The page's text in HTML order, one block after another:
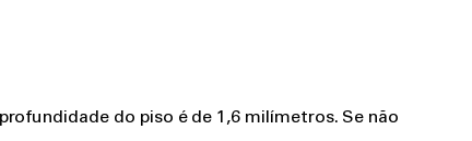
do piso é de 1,6 milímetros. Se não